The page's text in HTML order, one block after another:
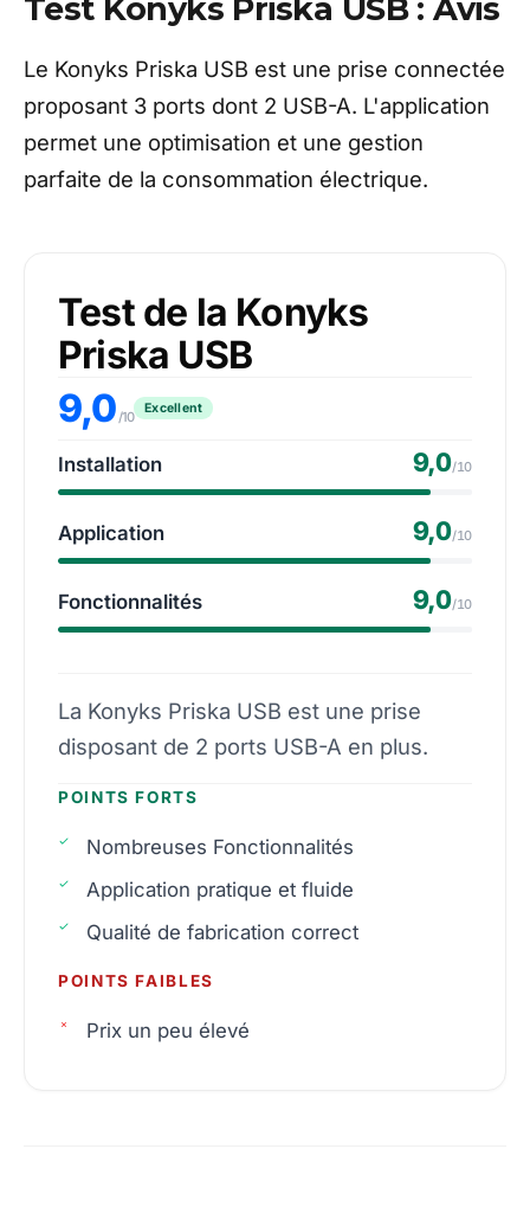
Test Konyks Priska USB : Avis
Le Konyks Priska USB est une prise connectée
proposant 3 ports dont 2 USB-A. L'application
permet une optimisation et une gestion
parfaite de la consommation électrique.
Test de la Konyks
Priska USB
9,0 /10 Excellent
Installation 9,0/10
Application 9,0/10
Fonctionnalités 9,0/10
POINTS FORTS
Nombreuses Fonctionnalités
Application pratique et fluide
Qualité de fabrication correct
POINTS FAIBLES
Prix un peu élevé
La Konyks Priska USB est une prise
disposant de 2 ports USB-A en plus.